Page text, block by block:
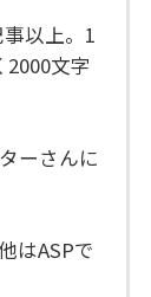
以上。1
文字
ーさんに
はASPで